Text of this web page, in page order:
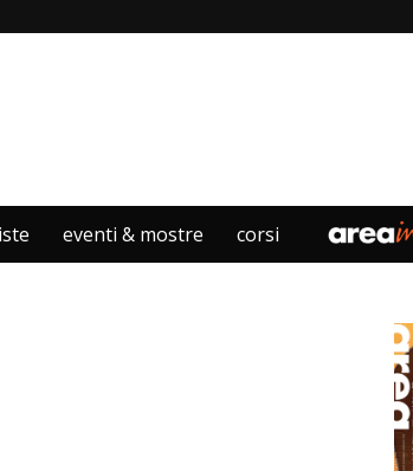
eventi & mostre corsi